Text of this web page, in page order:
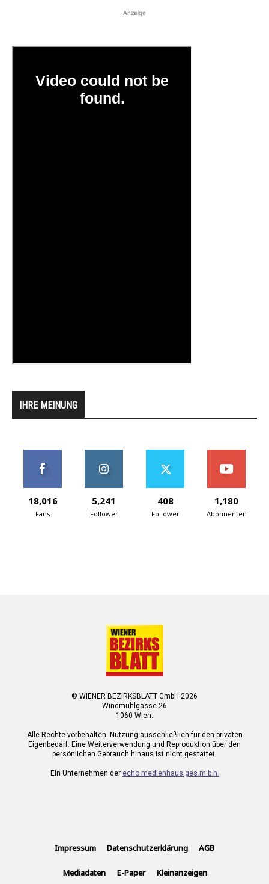
Anzeige
IHRE MEINUNG
18,016
Fans
5,241
Follower
408
Follower
1,180
Abonnenten
© WIENER BEZIRKSBLATT GmbH 2026
Windmühlgasse 26
1060 Wien.
Alle Rechte vorbehalten. Nutzung ausschließlich für den privaten
Eigenbedarf. Eine Weiterverwendung und Reproduktion über den
persönlichen Gebrauch hinaus ist nicht gestattet.
Ein Unternehmen der echo medienhaus ges.m.b.h.
Impressum Datenschutzerklärung AGB
Mediadaten E-Paper Kleinanzeigen